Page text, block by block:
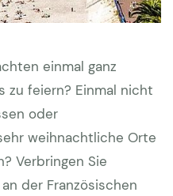
einmal ganz
zu feiern? Einmal nicht
oder
weihnachtliche Orte
Verbringen Sie
der Französischen